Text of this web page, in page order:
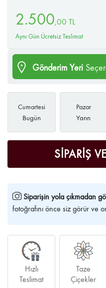
2.500,00 TL
Aynı Gün Ücretsiz Teslimat
Gönderim Yeri
Cumartesi
Bugün
Pazar
Yarın
SİPARİŞ
Siparişin yola çıkmadan
fotoğrafını önce siz görür ve
Hızlı
Teslimat
Taze
Çiçekler